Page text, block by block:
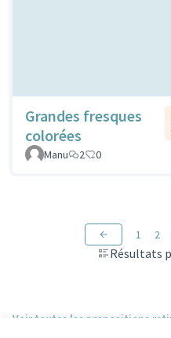
Grandes fresques
colorées
Manu
2 0
Résultats
1 2
Voir toutes les propositions